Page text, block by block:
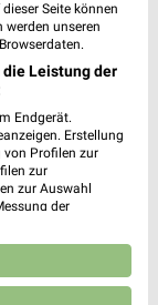
36 km
Seite können
werden unseren
die Leistung der
Endgerät.
Erstellung
von Profilen zur
zur
zur Auswahl
der
Entwicklung und
zur Auswahl
und in die